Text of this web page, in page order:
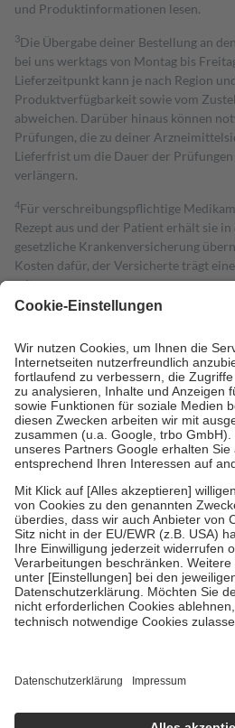
und Produktinformationen lesen.
3Die Übergabe deiner Bestellung an
bei uns werktags von Montag bis
Lieferzeitpunkt kann je nach Region
Produktverfügbarkeit sowie vom
abweichen. Darüber hinaus können
Prüfungen, die zu deiner
Lieferfrist um die Dauer der
verlängern.
4Für verschreibungspflichtige
Rezept aus und der Patient erhält sie
gesetzliche Krankenversicherung
Kosten dafür, der Versicherte trägt
mit.
Grundsätzlich leisten Mitglieder
höchstens zehn Euro.
Es sind jedoch
Kosten der Leistung zu entrichten.
Diese Regeln gelten grundsätzlich
Bei Heilmitteln und häuslicher
Zuzahlung zehn Prozent der Kosten
Verordnung.
Um das Engagement der Versicherten
stärken und die besondere Stellung
fallenkeine Zuzahlungenan bei:
• Kindern und Jugendlichen bis zum
mit Ausnahme der Fahrkosten
• Untersuchungen zur Vorsorge und
GKV getragen werden
• empfohlenen Schutzimpfungen
• Harn- und Blutteststreifen
getroffen, um sicherzustellen, dass es
https://help.etrusted.com/hc/de/